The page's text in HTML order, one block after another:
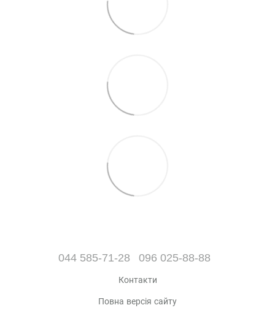
044 585-71-28 096 025-88-88
Контакти
Повна версія сайту